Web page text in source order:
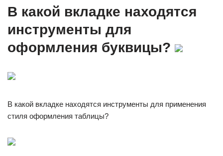
В какой вкладке находятся
инструменты для
оформления буквицы?
В какой вкладке находятся инструменты для применения
стиля оформления таблицы?